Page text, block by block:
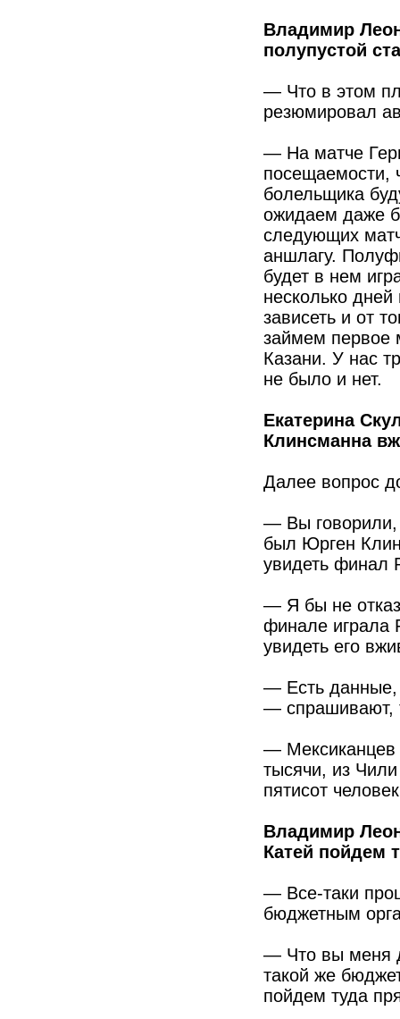
Владимир
полупустой
— Что в этом
резюмировал
— На матче
посещаемости,
болельщика
ожидаем даже
следующих
аншлагу.
будет в нем
несколько
зависеть и от
займем первое
Казани. У нас
не было и нет.
Екатерина
Клинсманна
Далее вопрос
— Вы
был Юрген
увидеть финал
— Я бы не
финале играла
увидеть его
— Есть данные,
— спрашивают,
— Мексиканцев
тысячи, из
пятисот
Владимир
Катей пойдем
— Все-таки
бюджетным
— Что вы меня
такой же
пойдем туда